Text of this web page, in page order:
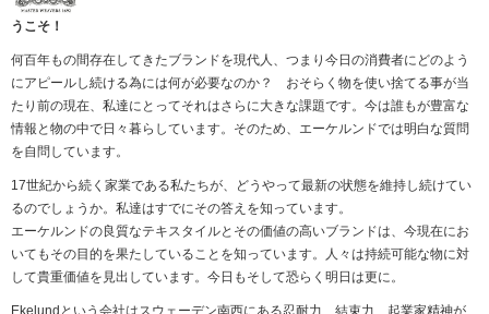
うこそ！
何百年もの間存在してきたブランドを現代人、つまり今日の消費者にどのよう
にアピールし続ける為には何が必要なのか？ おそらく物を使い捨てる事が当
たり前の現在、私達にとってそれはさらに大きな課題です。今は誰もが豊富な
情報と物の中で日々暮らしています。そのため、エーケルンドでは明白な質問
を自問しています。
17世紀から続く家業である私たちが、どうやって最新の状態を維持し続けてい
るのでしょうか。私達はすでにその答えを知っています。
エーケルンドの良質なテキスタイルとその価値の高いブランドは、今現在にお
いてもその目的を果たしていることを知っています。人々は持続可能な物に対
して貴重価値を見出しています。今日もそして恐らく明日は更に。
Ekelundという会社はスウェーデン南西にある忍耐力、結束力、起業家精神が